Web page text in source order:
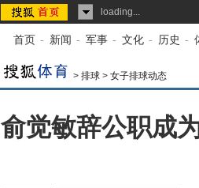
loading...
首页 - 新闻 - 军事 - 文化 - 历史 -
> 排球 > 女子排球动态
俞觉敏辞公职成